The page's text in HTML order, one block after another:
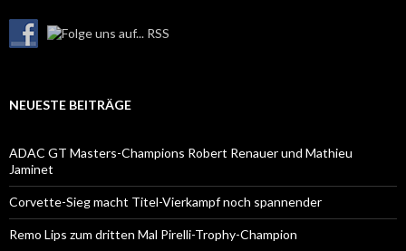
NEUESTE BEITRÄGE
ADAC GT Masters-Champions Robert Renauer und Mathieu
Jaminet
Corvette-Sieg macht Titel-Vierkampf noch spannender
Remo Lips zum dritten Mal Pirelli-Trophy-Champion